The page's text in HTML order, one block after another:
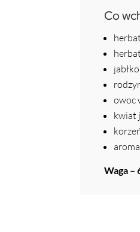
Co
owoc
kwiat
Waga –